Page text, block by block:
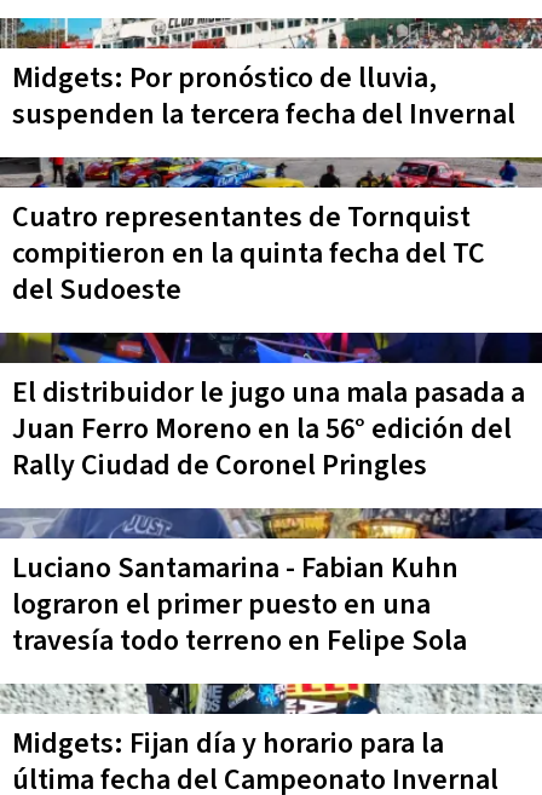
Midgets: Por pronóstico de lluvia,
suspenden la tercera fecha del Invernal
Cuatro representantes de Tornquist
compitieron en la quinta fecha del TC
del Sudoeste
El distribuidor le jugo una mala pasada a
Juan Ferro Moreno en la 56° edición del
Rally Ciudad de Coronel Pringles
Luciano Santamarina - Fabian Kuhn
lograron el primer puesto en una
travesía todo terreno en Felipe Sola
Midgets: Fijan día y horario para la
última fecha del Campeonato Invernal